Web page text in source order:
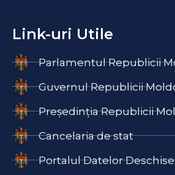
Link-uri Utile
Parlamentul Republicii
Guvernul Republicii
Președinția Republicii
Cancelaria de stat
Portalul Datelor Deschise